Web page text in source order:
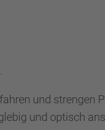
und strengen
und optisch